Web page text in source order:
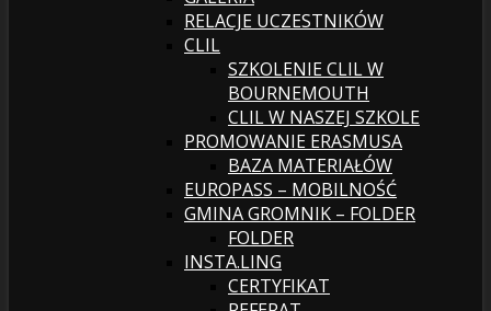
RELACJE UCZESTNIKÓW
CLIL
SZKOLENIE CLIL W
BOURNEMOUTH
CLIL W NASZEJ SZKOLE
PROMOWANIE ERASMUSA
BAZA MATERIAŁÓW
EUROPASS – MOBILNOŚĆ
GMINA GROMNIK – FOLDER
FOLDER
INSTA.LING
CERTYFIKAT